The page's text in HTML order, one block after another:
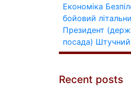
Економіка
бойовий
Президент
посада) Штучний
Recent posts